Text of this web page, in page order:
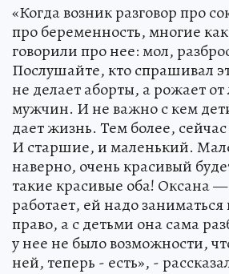
«Когда возник разговор про
про беременность, многие
говорили про нее: мол,
Послушайте, кто спрашивал
не делает аборты, а рожает
мужчин. И не важно с кем
дает жизнь. Тем более,
И старшие, и маленький.
наверно, очень красивый
такие красивые оба! Оксана
работает, ей надо заниматься
право, а с детьми она сама
у нее не было возможности,
ней, теперь - есть», -